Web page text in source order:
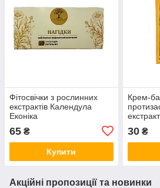
Фітосвічки з рослинних
екстрактів Календула
Еконіка
65 ₴
Купити
Крем-
30₴
Акційні пропозиції та новинки